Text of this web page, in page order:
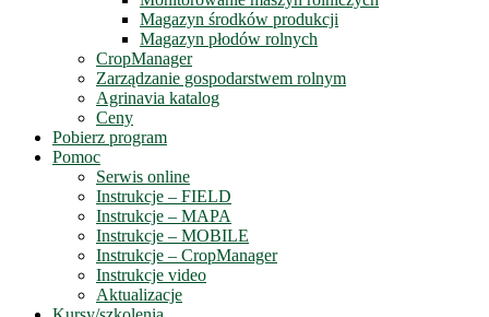
Magazyn środków produkcji
Magazyn płodów rolnych
CropManager
Zarządzanie gospodarstwem rolnym
Agrinavia katalog
Ceny
Pobierz program
Pomoc
Serwis online
Instrukcje – FIELD
Instrukcje – MAPA
Instrukcje – MOBILE
Instrukcje – CropManager
Instrukcje video
Aktualizacje